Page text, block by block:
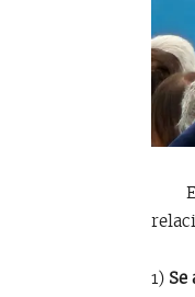
El
1) Se